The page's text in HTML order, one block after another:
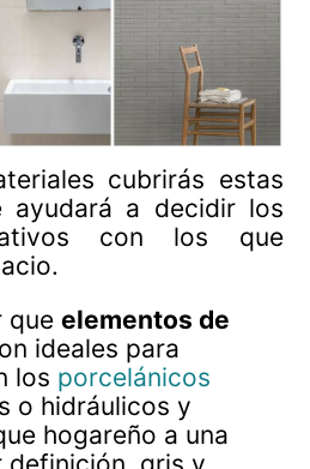
cubrirás estas
ayudará a decidir los
con los que
que elementos de
ideales para
los porcelánicos
o hidráulicos y
hogareño a una